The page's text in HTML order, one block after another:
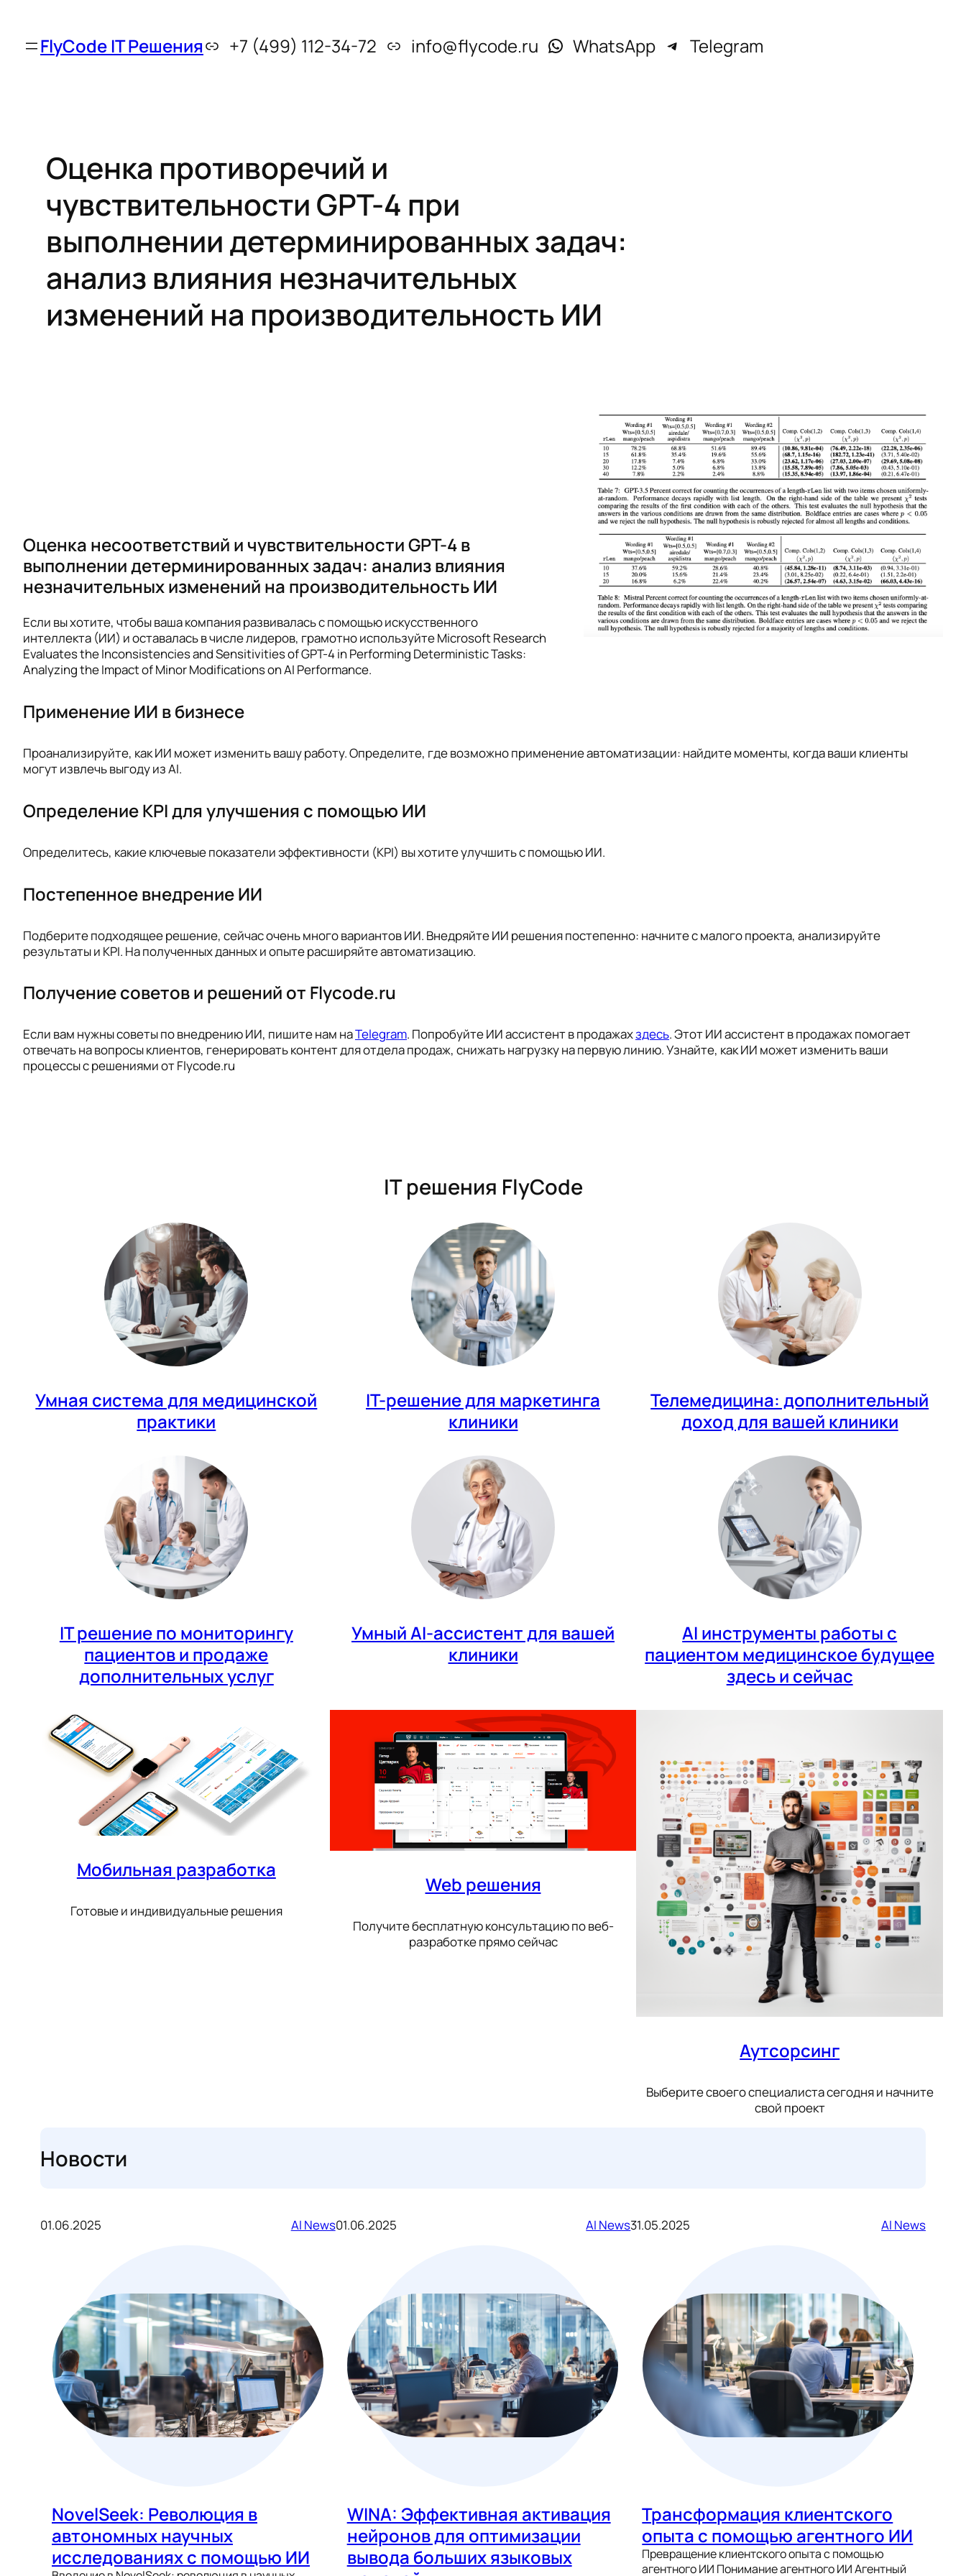
FlyCode IT Решения +7 (499) 112-34-72 info@flycode.ru WhatsApp Telegram
Оценка противоречий и
чувствительности GPT-4 при
выполнении детерминированных задач:
анализ влияния незначительных
изменений на производительность ИИ
Оценка несоответствий и чувствительности GPT-4 в
выполнении детерминированных задач: анализ влияния
незначительных изменений на производительность ИИ
Если вы хотите, чтобы ваша компания развивалась с помощью искусственного
интеллекта (ИИ) и оставалась в числе лидеров, грамотно используйте Microsoft Research
Evaluates the Inconsistencies and Sensitivities of GPT-4 in Performing Deterministic Tasks:
Analyzing the Impact of Minor Modifications on AI Performance.
Применение ИИ в бизнесе
Проанализируйте, как ИИ может изменить вашу работу. Определите, где возможно применение автоматизации: найдите моменты, когда ваши клиенты
могут извлечь выгоду из AI.
Определение KPI для улучшения с помощью ИИ
Определитесь, какие ключевые показатели эффективности (KPI) вы хотите улучшить с помощью ИИ.
Постепенное внедрение ИИ
Подберите подходящее решение, сейчас очень много вариантов ИИ. Внедряйте ИИ решения постепенно: начните с малого проекта, анализируйте
результаты и KPI. На полученных данных и опыте расширяйте автоматизацию.
Получение советов и решений от Flycode.ru
Если вам нужны советы по внедрению ИИ, пишите нам наTelegram. Попробуйте ИИ ассистент в продажахздесь. Этот ИИ ассистент в продажах помогает
отвечать на вопросы клиентов, генерировать контент для отдела продаж, снижать нагрузку на первую линию. Узнайте, как ИИ может изменить ваши
процессы с решениями от Flycode.ru
IT решения FlyCode
Умная система для медицинской
практики
IT-решение для маркетинга
клиники
Телемедицина: дополнительный
доход для вашей клиники
IT решение по мониторингу
пациентов и продаже
дополнительных услуг
Умный AI-ассистент для вашей
клиники
AI инструменты работы с
пациентом медицинское будущее
здесь и сейчас
Мобильная разработка
Готовые и индивидуальные решения
Web решения
Получите бесплатную консультацию по веб-
разработке прямо сейчас
Аутсорсинг
Выберите своего специалиста сегодня и начните
свой проект
Новости
01.06.2025 AI News
NovelSeek: Революция в
автономных научных
исследованиях с помощью ИИ
01.06.2025 AI News
WINA: Эффективная активация
нейронов для оптимизации
вывода больших языковых
31.05.2025 AI News
Трансформация клиентского
опыта с помощью агентного ИИ
Превращение клиентского опыта с помощью
агентного ИИ Понимание агентного ИИ Агентный